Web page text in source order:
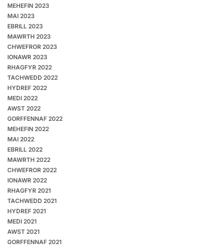
MEHEFIN 2023
MAI 2023
EBRILL 2023
MAWRTH 2023
CHWEFROR 2023
IONAWR 2023
RHAGFYR 2022
TACHWEDD 2022
HYDREF 2022
MEDI 2022
AWST 2022
GORFFENNAF 2022
MEHEFIN 2022
MAI 2022
EBRILL 2022
MAWRTH 2022
CHWEFROR 2022
IONAWR 2022
RHAGFYR 2021
TACHWEDD 2021
HYDREF 2021
MEDI 2021
AWST 2021
GORFFENNAF 2021